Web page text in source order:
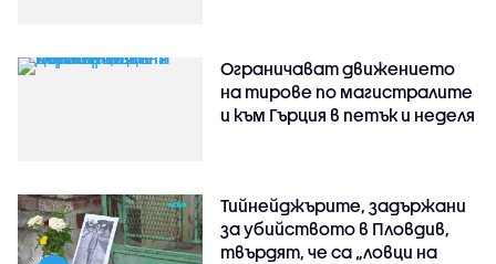
Ограничават движението
на тирове по магистралите
и към Гърция в петък и неделя
Тийнейджърите, задържани
за убийството в Пловдив,
твърдят, че са „ловци на